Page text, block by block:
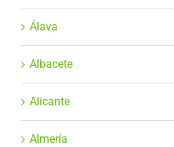
Álava
Albacete
Alicante
Almería